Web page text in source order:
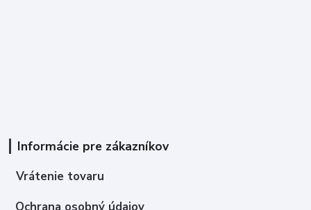
Informácie pre zákazníkov
Vrátenie tovaru